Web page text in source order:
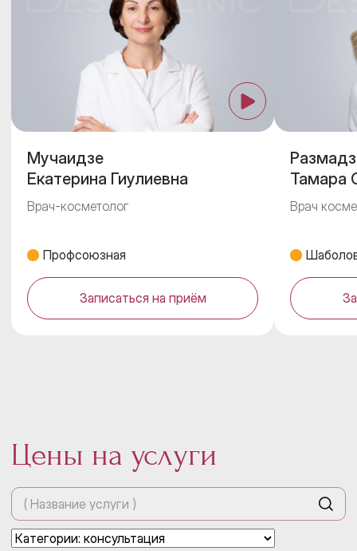
Мучаидзе
Екатерина Гиулиевна
Врач-косметолог
Профсоюзная
Записаться на приём
Тамара
Врач
Цены на услуги